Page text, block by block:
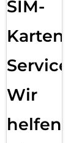
SIM-
Karten
Service:
Wir
helfen